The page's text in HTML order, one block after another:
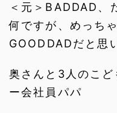
＜元＞BADDAD、
何ですが、めっち
GOODDADだと思
奥さんと3人のこど
ー会社員パパ